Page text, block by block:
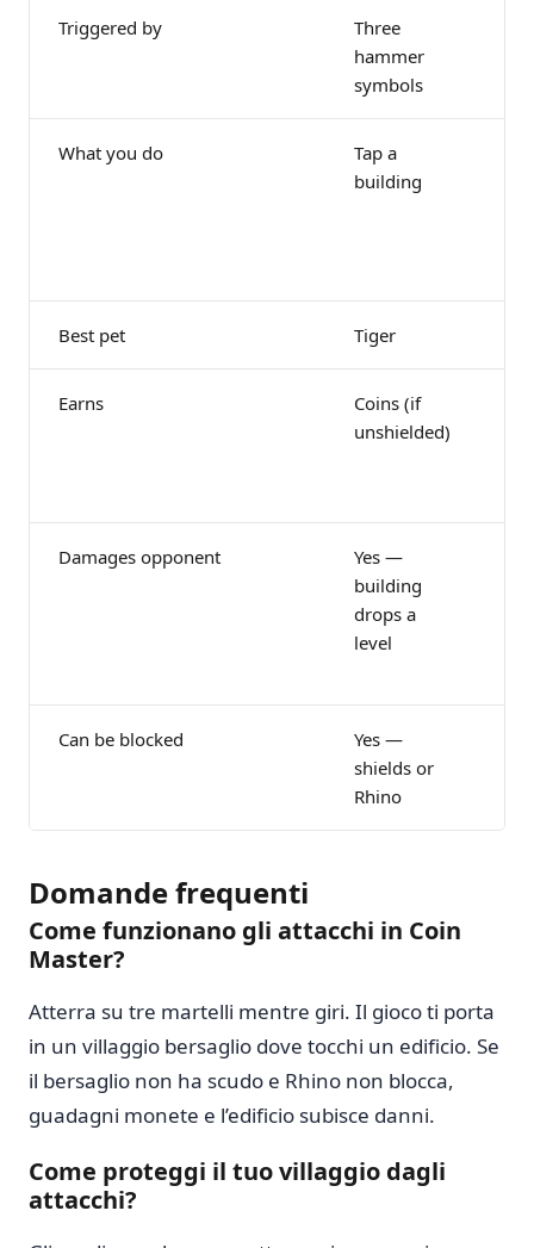
Triggered by
Three
hammer
symbols
What you do
Tap a
building
Best pet Tiger
Earns
Coins (if
unshielded)
Damages opponent
Yes —
building
drops a
level
Can be blocked
Yes —
shields or
Rhino
Domande frequenti
Come funzionano gli attacchi in Coin
Master?
Atterra su tre martelli mentre giri. Il gioco ti porta
in un villaggio bersaglio dove tocchi un edificio. Se
il bersaglio non ha scudo e Rhino non blocca,
guadagni monete e l’edificio subisce danni.
Come proteggi il tuo villaggio dagli
attacchi?